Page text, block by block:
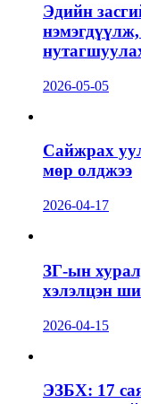
Эдийн
2026-05-05
Сайжрах
мөр олджээ
2026-04-17
ЗГ-ын
хэлэлцэн
2026-04-15
ЭЗБХ: 17